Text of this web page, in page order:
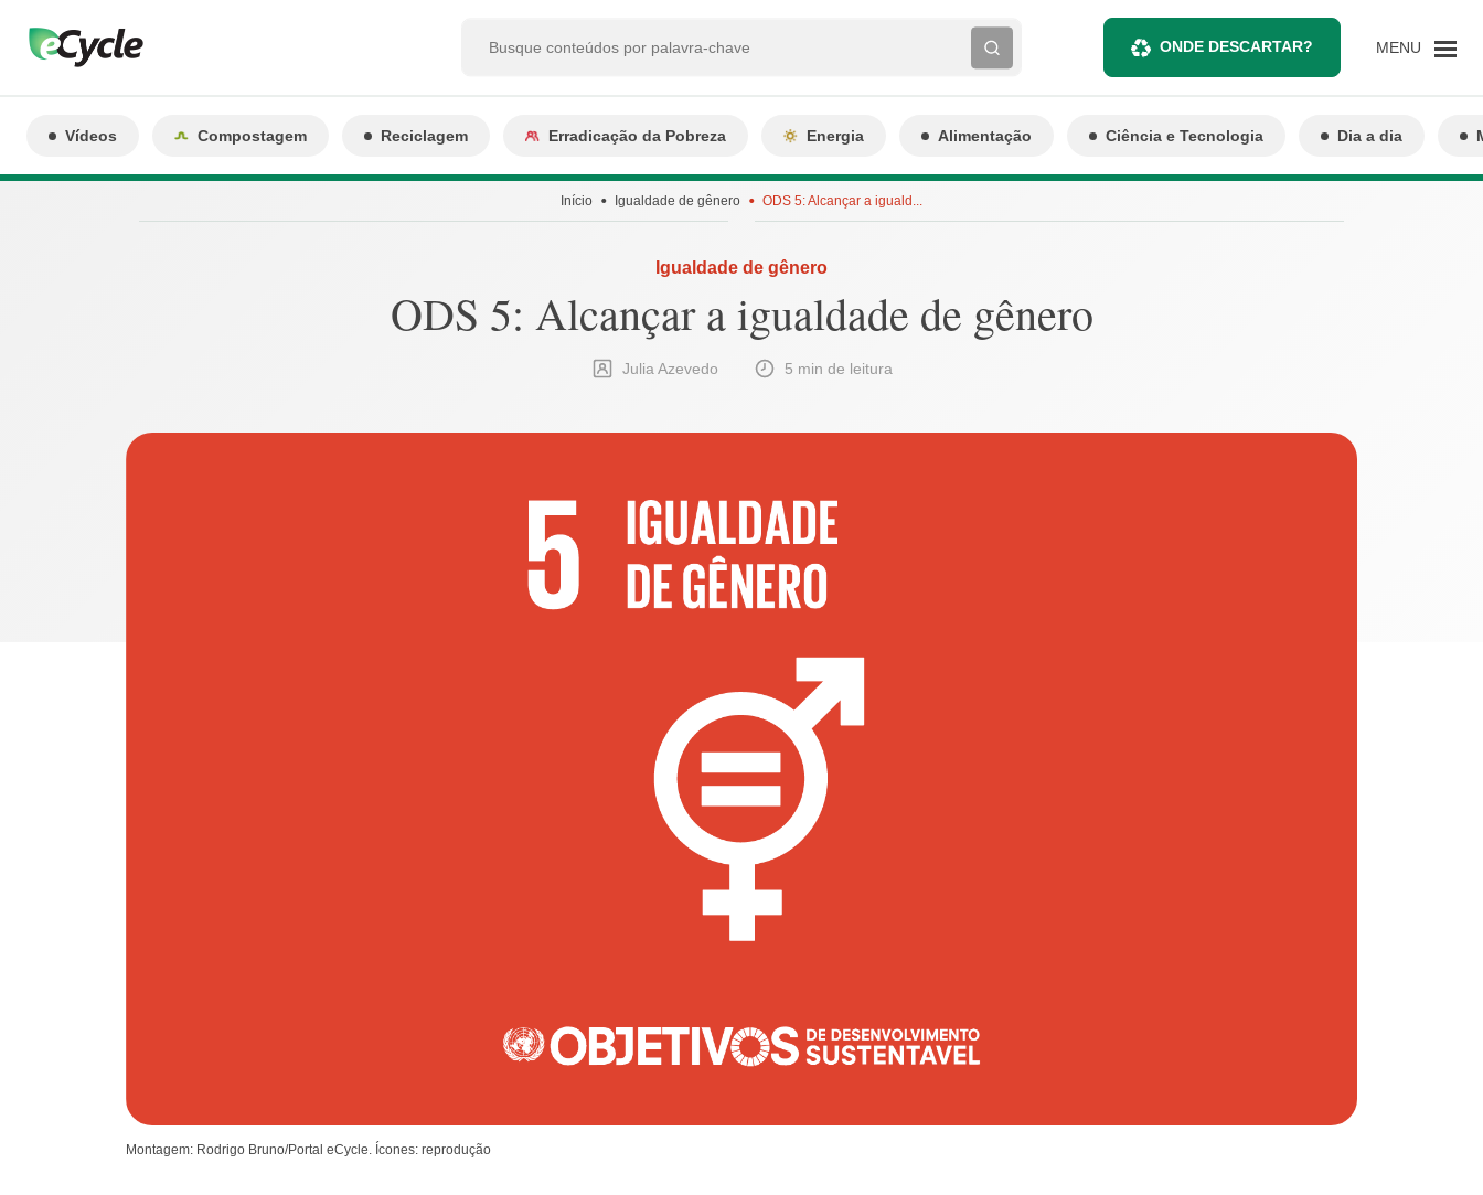
ONDE DESCARTAR? MENU
Vídeos Compostagem Reciclagem Erradicação da Pobreza Energia Alimentação Ciência e Tecnologia Dia a dia
Início Igualdade de gênero ODS 5: Alcançar a iguald...
Igualdade de gênero
ODS 5: Alcançar a igualdade de gênero
Julia Azevedo 5 min de leitura
Montagem: Rodrigo Bruno/Portal eCycle. Ícones: reprodução